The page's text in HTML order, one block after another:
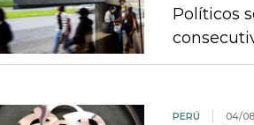
Políticos
PERÚ 04/